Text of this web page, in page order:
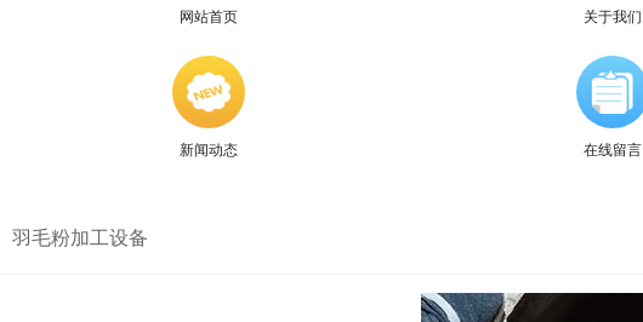
网站首页 关于我们
新闻动态 在线留言
羽毛粉加工设备